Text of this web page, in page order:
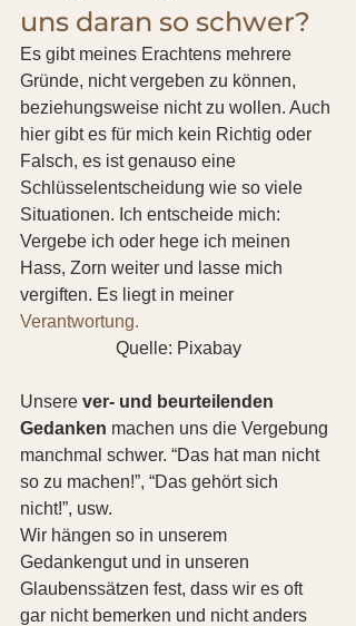
uns daran so schwer?
Es gibt meines Erachtens mehrere
Gründe, nicht vergeben zu können,
beziehungsweise nicht zu wollen. Auch
hier gibt es für mich kein Richtig oder
Falsch, es ist genauso eine
Schlüsselentscheidung wie so viele
Situationen. Ich entscheide mich:
Vergebe ich oder hege ich meinen
Hass, Zorn weiter und lasse mich
vergiften. Es liegt in meiner
Verantwortung.
Quelle: Pixabay
Unsere ver- und beurteilenden
Gedanken machen uns die Vergebung
manchmal schwer. “Das hat man nicht
so zu machen!”, “Das gehört sich
nicht!”, usw.
Wir hängen so in unserem
Gedankengut und in unseren
Glaubenssätzen fest, dass wir es oft
gar nicht bemerken und nicht anders